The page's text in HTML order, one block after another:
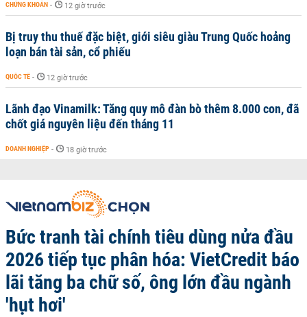
CHỨNG KHOÁN - 12 giờ trước
Bị truy thu thuế đặc biệt, giới siêu giàu Trung Quốc hoảng
loạn bán tài sản, cổ phiếu
QUỐC TẾ - 12 giờ trước
Lãnh đạo Vinamilk: Tăng quy mô đàn bò thêm 8.000 con, đã
chốt giá nguyên liệu đến tháng 11
DOANH NGHIỆP - 18 giờ trước
Bức tranh tài chính tiêu dùng nửa đầu
2026 tiếp tục phân hóa: VietCredit báo
lãi tăng ba chữ số, ông lớn đầu ngành
'hụt hơi'